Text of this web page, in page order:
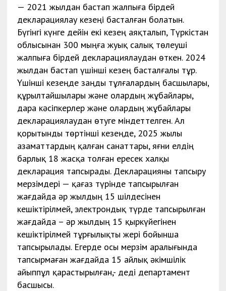
— 2021 жылдан бастап жалпыға бірдей
декларациялау кезеңі басталған болатын.
Бүгінгі күнге дейін екі кезең аяқталып, Түркістан
облысынан 300 мыңға жуық салық төлеуші
жалпыға бірдей декларациялаудан өткен. 2024
жылдан бастап үшінші кезең басталғалы тұр.
Үшінші кезеңде заңды тұлғалардың басшылары,
құрылтайшылары және олардың жұбайлары,
дара кәсіпкерлер және олардың жұбайлары
декларациялаудан өтуге міндеттелген. Ал
қорытынды төртінші кезеңде, 2025 жылы
азаматтардың қалған санаттары, яғни елдің
барлық 18 жасқа толған ересек халқы
декларация тапсырады. Декларацияны тапсыру
мерзімдері — қағаз түрінде тапсырылған
жағдайда әр жылдың 15 шілдесінен
кешіктірілмей, электрондық түрде тапсырылған
жағдайда – әр жылдың 15 қыркүйегінен
кешіктірілмей тұрғылықты жері бойынша
тапсырылады. Егерде осы мерзім аралығында
тапсырмаған жағдайда 15 айлық әкімшілік
айыппұл қарастырылған,- деді департамент
басшысы.